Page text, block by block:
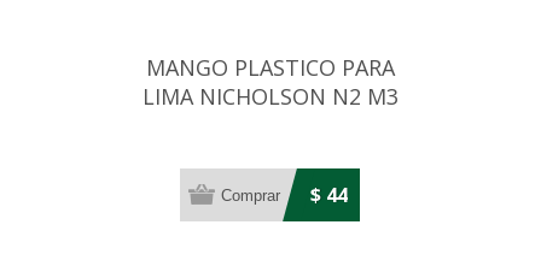
MANGO PLASTICO PARA
LIMA NICHOLSON N2 M3
$ 44